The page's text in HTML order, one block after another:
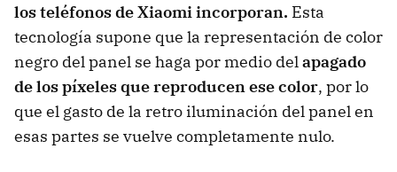
los teléfonos de Xiaomi incorporan. Esta
tecnología supone que la representación de color
negro del panel se haga por medio delapagado
de los píxeles que reproducen ese color, por lo
que el gasto de la retro iluminación del panel en
esas partes se vuelve completamente nulo.